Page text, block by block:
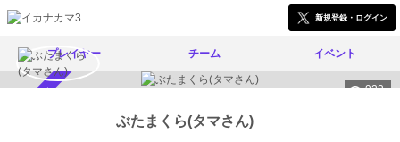
新規登録・ログイン
プレイヤー チーム イベント
923
ぶたまくら(タマさん)